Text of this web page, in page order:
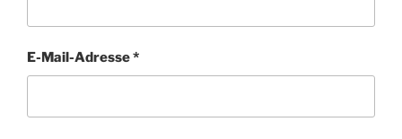
E-Mail-Adresse*